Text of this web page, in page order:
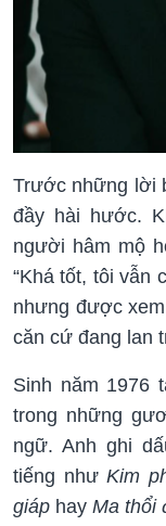
Trước những lời
đầy hài hước.
người hâm mộ
“Khá tốt, tôi vẫn
nhưng được
căn cứ đang lan
Sinh năm 1976
trong những
ngữ. Anh ghi
tiếng nhưKim
giáp hay Ma thổi